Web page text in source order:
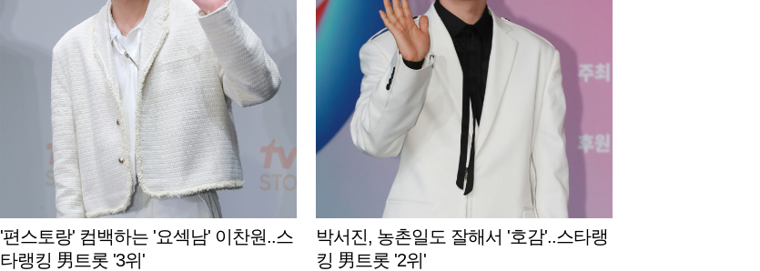
'편스토랑' 컴백하는 '요섹남' 이찬원..스
타랭킹 男트롯 '3위'
박서진, 농촌일도 잘해서 '호감'..스타랭
킹 男트롯 '2위'